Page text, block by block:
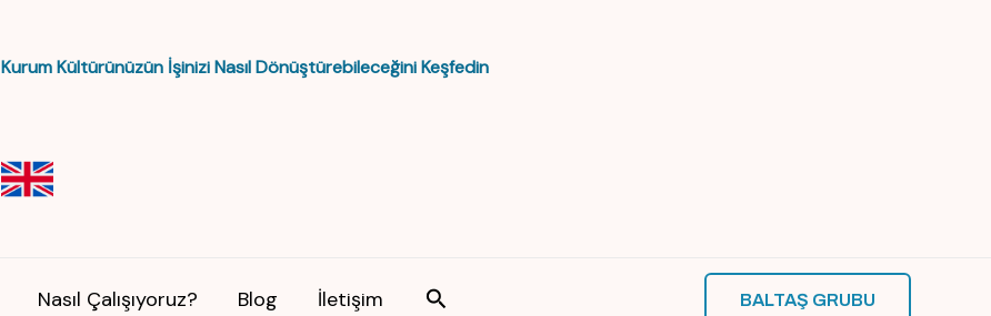
Kurum Kültürünüzün İşinizi Nasıl Dönüştürebileceğini Keşfedin
Nasıl Çalışıyoruz? Blog İletişim Arama BALTAŞ GRUBU